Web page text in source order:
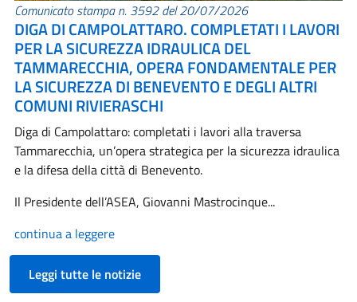
Comunicato stampa n. 3592 del 20/07/2026
DIGA DI CAMPOLATTARO. COMPLETATI I LAVORI
PER LA SICUREZZA IDRAULICA DEL
TAMMARECCHIA, OPERA FONDAMENTALE PER
LA SICUREZZA DI BENEVENTO E DEGLI ALTRI
COMUNI RIVIERASCHI
Diga di Campolattaro: completati i lavori alla traversa
Tammarecchia, un’opera strategica per la sicurezza idraulica
e la difesa della città di Benevento.
Il Presidente dell’ASEA, Giovanni Mastrocinque...
continua a leggere
Leggi tutte le notizie